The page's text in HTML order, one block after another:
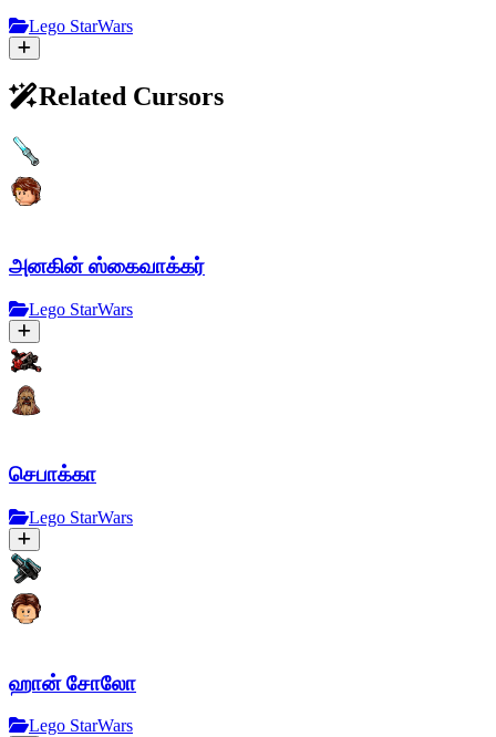
Lego StarWars
Related Cursors
அனகின் ஸ்கைவாக்கர்
Lego StarWars
செபாக்கா
Lego StarWars
ஹான் சோலோ
Lego StarWars